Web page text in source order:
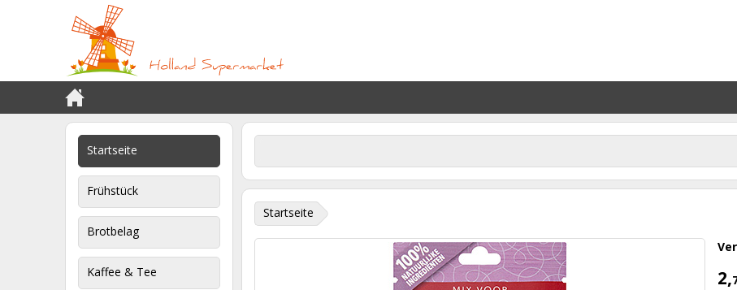
Startseite
Frühstück
Brotbelag
Kaffee & Tee
Startseite
2,